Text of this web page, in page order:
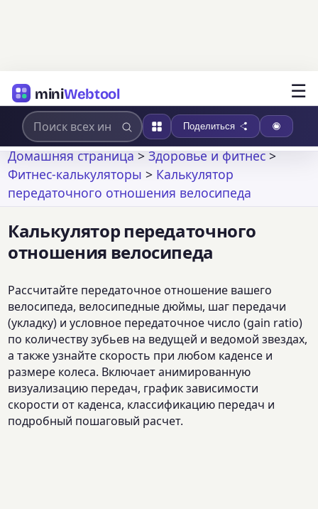
miniWebtool ☰
Поделиться
Домашняя страница>Здоровье и фитнес>
Фитнес-калькуляторы > Калькулятор
передаточного отношения велосипеда
Калькулятор передаточного
отношения велосипеда
Рассчитайте передаточное отношение вашего
велосипеда, велосипедные дюймы, шаг передачи
(укладку) и условное передаточное число (gain ratio)
по количеству зубьев на ведущей и ведомой звездах,
а также узнайте скорость при любом каденсе и
размере колеса. Включает анимированную
визуализацию передач, график зависимости
скорости от каденса, классификацию передач и
подробный пошаговый расчет.